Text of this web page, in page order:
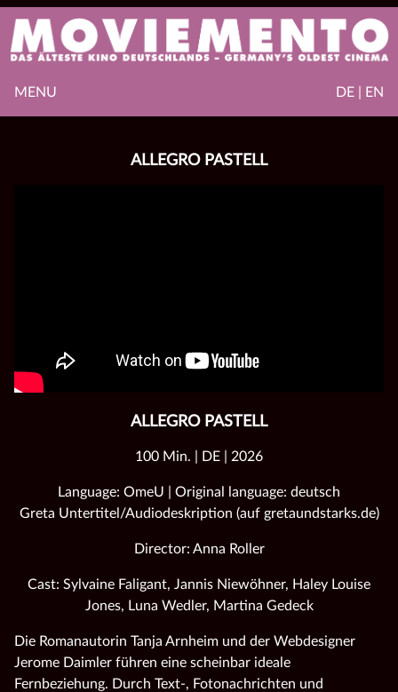
DE | EN
MENU
ALLEGRO PASTELL
ALLEGRO PASTELL
100 Min. | DE | 2026
Language: OmeU | Original language: deutsch
Greta Untertitel/Audiodeskription (auf gretaundstarks.de)
Director: Anna Roller
Cast: Sylvaine Faligant, Jannis Niewöhner, Haley Louise
Jones, Luna Wedler, Martina Gedeck
Die Romanautorin Tanja Arnheim und der Webdesigner
Jerome Daimler führen eine scheinbar ideale
Fernbeziehung. Durch Text-, Fotonachrichten und